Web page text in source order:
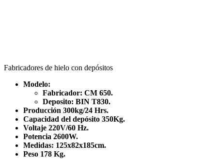
Fabricadores de hielo con depósitos
Modelo:
Fabricador: CM 650.
Deposito: BIN T830.
Producción 300kg/24 Hrs.
Capacidad del depósito 350Kg.
Voltaje 220V/60 Hz.
Potencia 2600W.
Medidas: 125x82x185cm.
Peso 178 Kg.